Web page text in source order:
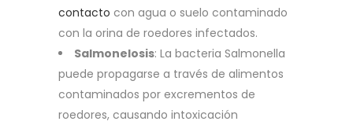
contacto con agua o suelo contaminado
con la orina de roedores infectados.
Salmonelosis: La bacteria Salmonella
puede propagarse a través de alimentos
contaminados por excrementos de
roedores, causando intoxicación